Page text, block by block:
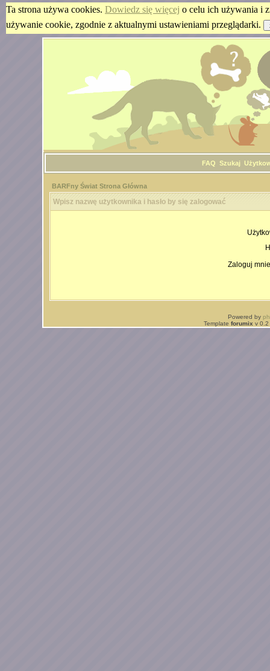
Ta strona używa cookies. Dowiedz się więcej o celu ich używania i
używanie cookie, zgodnie z aktualnymi ustawieniami przeglądarki.
FAQ Szukaj
BARFny Świat Strona Główna
Wpisz nazwę użytkownika i hasło by się zalogować
Zaloguj
Powered by
Template forumix v 0.2